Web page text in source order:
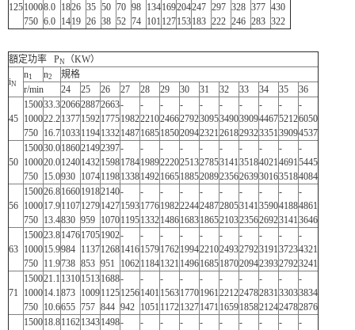
1251000
750
8.0
6.0
18
14
26
19
35
26
50
38
70
52
98
74
134
101
169
127
204
153
247
183
297
222
328
246
377
283
430
322
額定功率 PN
（KW）
iN
n1 n2
規格
r/min
24 25 26 27 28 29 30 31 32 33 34 35 36
45
1500
1000
750
33.3
22.2
16.7
2066
1377
1033
2887
1592
1194
2663
1775
1332
-
1982
1487
-
2210
1685
-
2466
1850
-
2792
2094
-
3095
2321
-
3490
2618
-
3909
2932
-
4467
3351
-
5212
3909
-
6050
4537
50
1500
1000
750
30.0
20.0
15.0
1860
1240
930
2149
1432
1074
2397
1598
1198
-
1784
1338
-
1989
1492
-
2220
1665
-
2513
1885
-
2785
2089
-
3141
2356
-
3518
2639
-
4021
3016
-
4691
3518
-
5445
4084
56
1500
1000
750
26.8
17.9
13.4
1660
1107
830
1918
1279
959
2140
1427
1070
-
1593
1195
-
1776
1332
-
1982
1486
-
2244
1683
-
2487
1865
-
2805
2103
-
3141
2356
-
3590
2692
-
4188
3141
-
4861
3646
63
1500
1000
750
23.8
15.9
11.9
1476
984
738
1705
1137
853
1902
1268
951
-
1416
1062
-
1579
1184
-
1762
1321
-
1994
1496
-
2210
1685
-
2493
1870
-
2792
2094
-
3191
2393
-
3723
2792
-
4321
3241
71
1500
1000
750
21.1
14.1
10.6
1310
873
655
1513
1009
757
1688
1125
844
-
1256
942
-
1401
1051
-
1563
1172
-
1770
1327
-
1961
1471
-
2212
1659
-
2478
1858
-
2831
2124
-
3303
2478
-
3834
2876
150018.8116213431498-
-
-
-
-
-
-
-
-
-